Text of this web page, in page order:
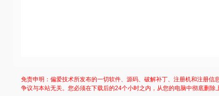
免责申明：偏爱技术所发布的一切软件、源码、破解补丁、注册机和注册
争议与本站无关。您必须在下载后的24个小时之内，从您的电脑中彻底删